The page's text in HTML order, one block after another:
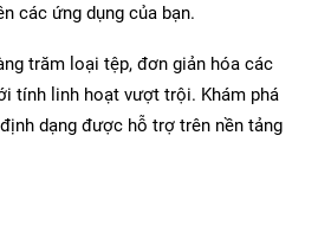
các ứng dụng của bạn.
trăm loại tệp, đơn giản hóa các
tính linh hoạt vượt trội. Khám phá
dạng được hỗ trợ trên nền tảng